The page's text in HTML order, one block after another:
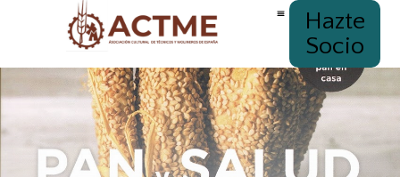
Hazte
Socio